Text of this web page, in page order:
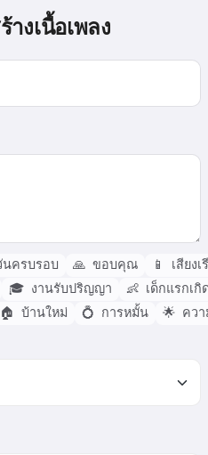
างเนื้อเพลง
นครบรอบ 🙏 ขอบคุณ 📱
เสียง
🎓 งานรับปริญญา 👶 เด็กแรกเกิ
🏠 บ้านใหม่ 💍 การหมั้น 🌟 คว